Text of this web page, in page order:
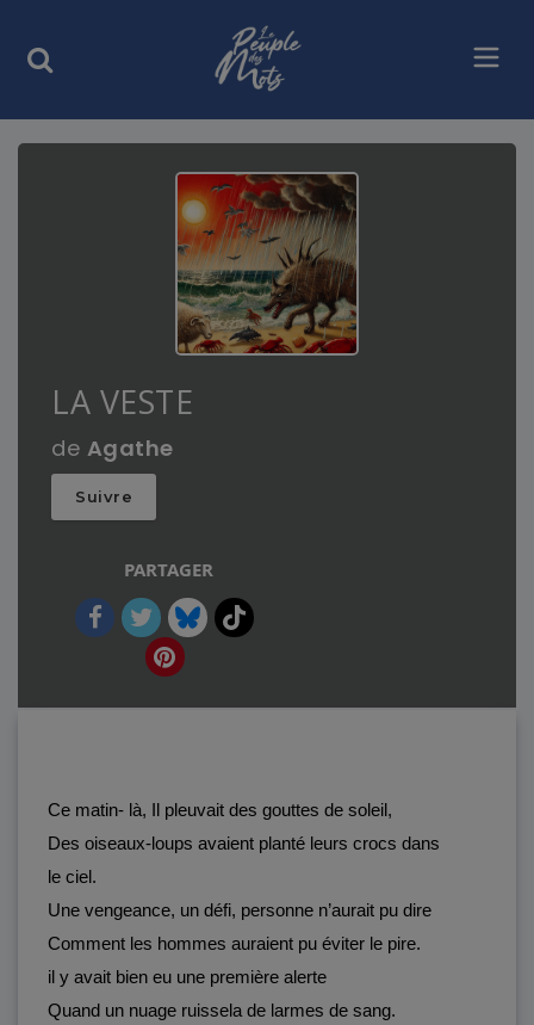
LA VESTE
de Agathe
Suivre
PARTAGER
Ce matin- là, Il pleuvait des gouttes de soleil,
Des oiseaux-loups avaient planté leurs crocs dans
le ciel.
Une vengeance, un défi, personne n’aurait pu dire
Comment les hommes auraient pu éviter le pire.
il y avait bien eu une première alerte
Quand un nuage ruissela de larmes de sang.